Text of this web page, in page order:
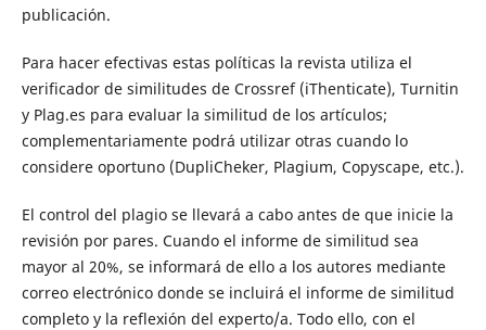
publicación.
Para hacer efectivas estas políticas la revista utiliza el
verificador de similitudes de Crossref (iThenticate), Turnitin
y Plag.es para evaluar la similitud de los artículos;
complementariamente podrá utilizar otras cuando lo
considere oportuno (DupliCheker, Plagium, Copyscape, etc.).
El control del plagio se llevará a cabo antes de que inicie la
revisión por pares. Cuando el informe de similitud sea
mayor al 20%, se informará de ello a los autores mediante
correo electrónico donde se incluirá el informe de similitud
completo y la reflexión del experto/a. Todo ello, con el